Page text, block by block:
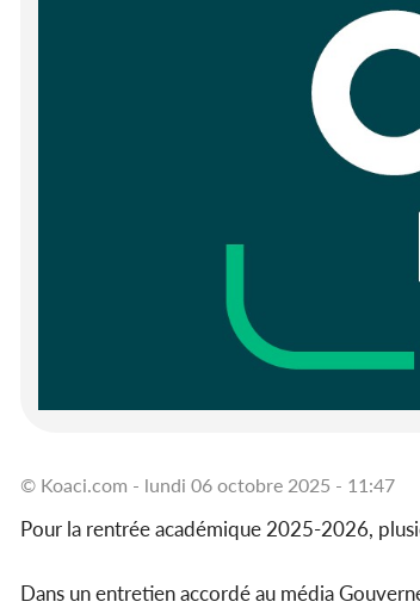
© Koaci.com - lundi 06 octobre 2025 - 11:47
Pour la rentrée académique 2025-2026,
Dans un entretien accordé au média